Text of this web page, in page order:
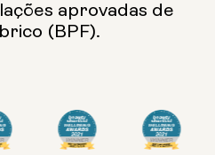
aprovadas de
(BPF).